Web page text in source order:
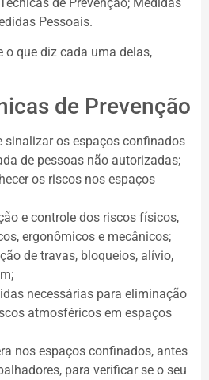
Pessoais.
o que diz cada uma delas,
de Prevenção
sinalizar os espaços confinados
de pessoas não autorizadas;
os riscos nos espaços
e controle dos riscos físicos,
ergonômicos e mecânicos;
de travas, bloqueios, alívio,
necessárias para eliminação
atmosféricos em espaços
nos espaços confinados, antes
para verificar se o seu